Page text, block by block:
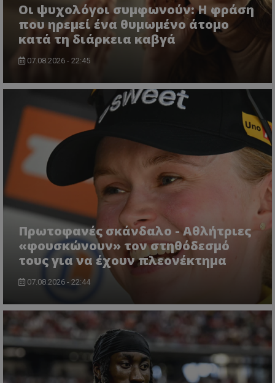
Οι ψυχολόγοι συμφωνούν: Η φράση
που ηρεμεί ένα θυμωμένο άτομο
κατά τη διάρκεια καβγά
07.08.2026 - 22:45
Πρωτοφανές σκάνδαλο - Aθλήτριες
«φουσκώνουν» τον στηθόδεσμό
τους για να έχουν πλεονέκτημα
07.08.2026 - 22:44